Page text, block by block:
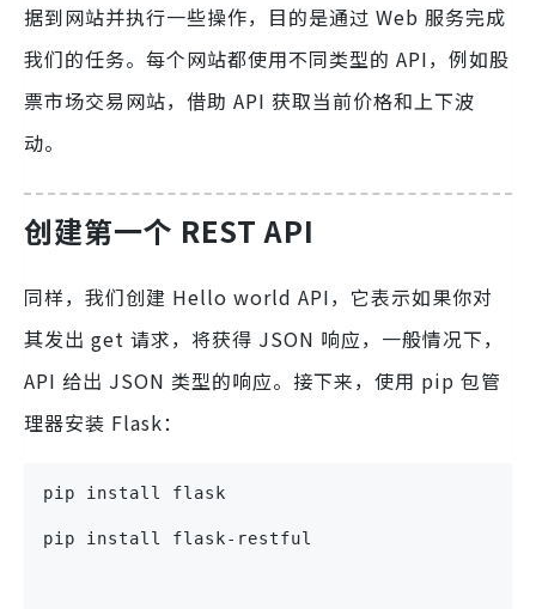
据到网站并执行一些操作，目的是通过 Web 服务完成
我们的任务。每个网站都使用不同类型的 API，例如股
票市场交易网站，借助 API 获取当前价格和上下波
动。
创建第一个 REST API
同样，我们创建 Hello world API，它表示如果你对
其发出 get 请求，​将获得 JSON 响应，一般情况下，
API 给出 JSON 类型的响应。接下来，使用 pip 包管
理器安装 Flask：
pip install flask
pip install flask-restful